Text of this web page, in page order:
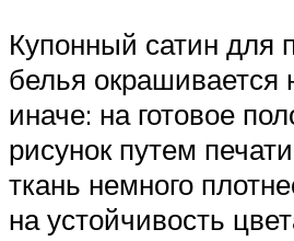
Купонный сатин для
белья окрашивается
иначе: на готовое
рисунок путем
ткань немного
на устойчивость